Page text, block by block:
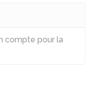
compte pour la